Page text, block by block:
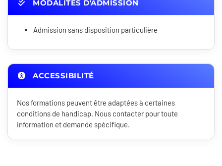
MODALITÉS D'ADMISSION
Admission sans disposition particulière
ACCESSIBILITÉ
Nos formations peuvent être adaptées à certaines
conditions de handicap. Nous contacter pour toute
information et demande spécifique.